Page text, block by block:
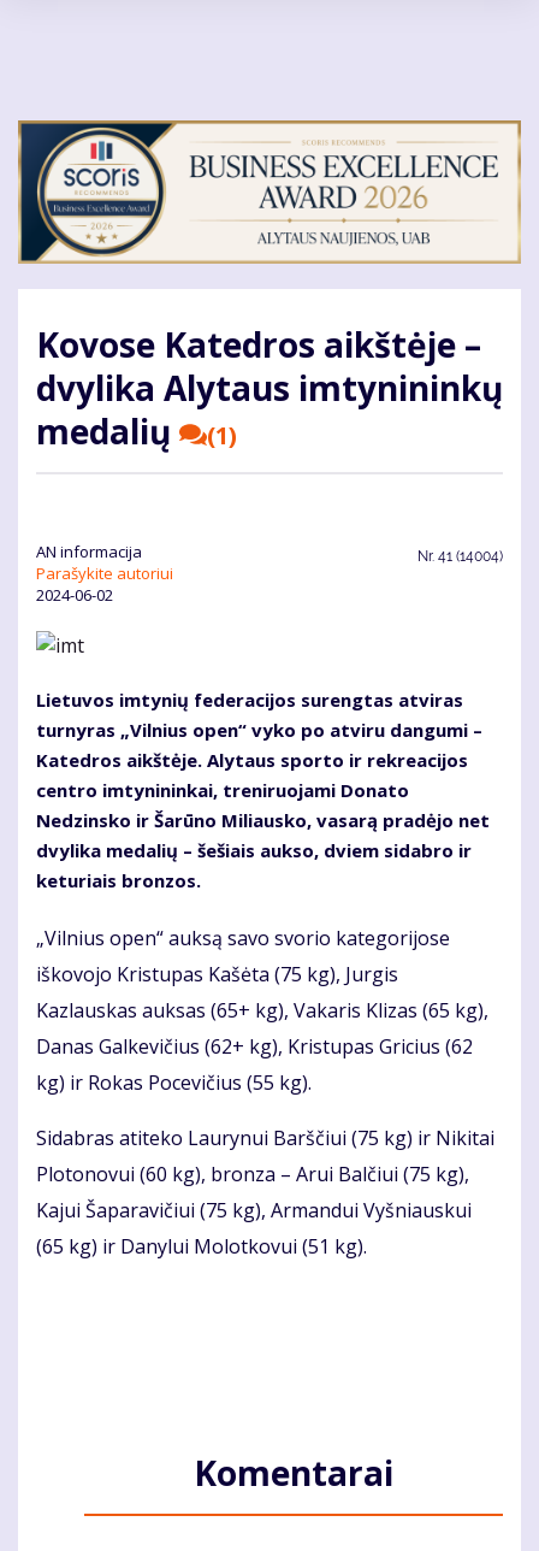
Kovose Katedros aikštėje –
dvylika Alytaus imtynininkų
medalių
(1)
AN informacija
Parašykite autoriui
2024-06-02
Nr. 41 (14004)
Lietuvos imtynių federacijos surengtas atviras
turnyras „Vilnius open“ vyko po atviru dangumi –
Katedros aikštėje. Alytaus sporto ir rekreacijos
centro imtynininkai, treniruojami Donato
Nedzinsko ir Šarūno Miliausko, vasarą pradėjo net
dvylika medalių – šešiais aukso, dviem sidabro ir
keturiais bronzos.
„Vilnius open“ auksą savo svorio kategorijose
iškovojo Kristupas Kašėta (75 kg), Jurgis
Kazlauskas auksas (65+ kg), Vakaris Klizas (65 kg),
Danas Galkevičius (62+ kg), Kristupas Gricius (62
kg) ir Rokas Pocevičius (55 kg).
Sidabras atiteko Laurynui Barščiui (75 kg) ir Nikitai
Plotonovui (60 kg), bronza – Arui Balčiui (75 kg),
Kajui Šaparavičiui (75 kg), Armandui Vyšniauskui
(65 kg) ir Danylui Molotkovui (51 kg).
Komentarai